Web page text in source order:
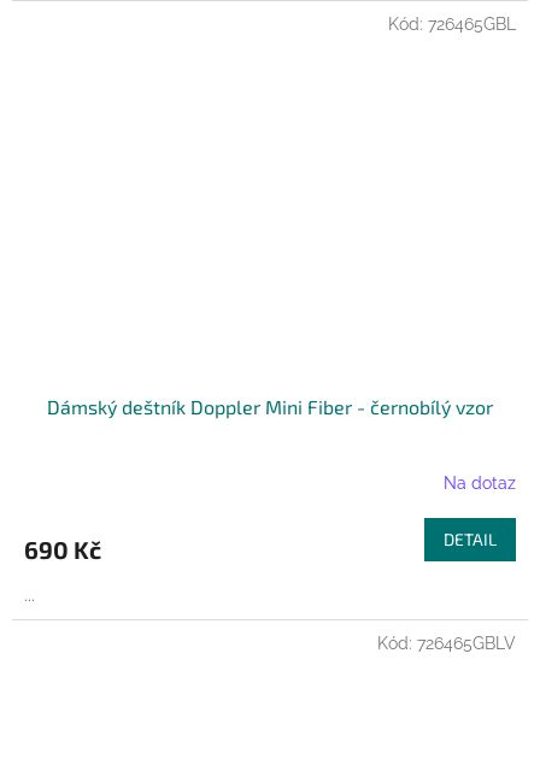
Dámský deštník Doppler Mini Fiber - černobílý vzor
Na dotaz
690 Kč DETAIL
...
Kód: 726465GBL
Kód: 726465GBLV